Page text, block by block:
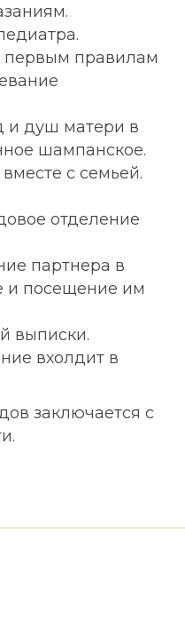
первым правилам
и душ матери в
шампанское.
с семьей.
отделение
партнера в
и посещение им
выписки.
вхолдит в
заключается с